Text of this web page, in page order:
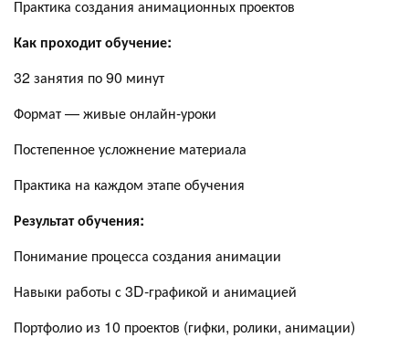
Практика создания анимационных проектов
Как проходит обучение:
32 занятия по 90 минут
Формат — живые онлайн-уроки
Постепенное усложнение материала
Практика на каждом этапе обучения
Результат обучения:
Понимание процесса создания анимации
Навыки работы с 3D-графикой и анимацией
Портфолио из 10 проектов (гифки, ролики, анимации)